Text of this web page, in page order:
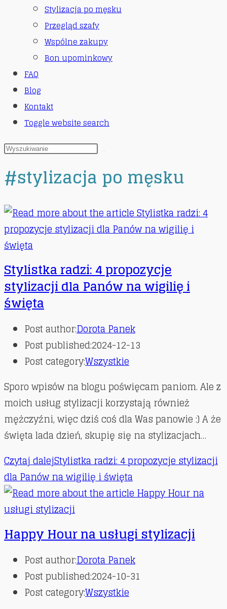
Stylizacja po męsku
Przegląd szafy
Wspólne zakupy
Bon upominkowy
FAQ
Blog
Kontakt
Toggle website search
#stylizacja po męsku
Stylistka radzi: 4 propozycje
stylizacji dla Panów na wigilię i
święta
Post author:Dorota Panek
Post published:2024-12-13
Post category:Wszystkie
Sporo wpisów na blogu poświęcam paniom. Ale z
moich usług stylizacji korzystają również
mężczyźni, więc dziś coś dla Was panowie :) A że
święta lada dzień, skupię się na stylizacjach…
Czytaj dalejStylistka radzi: 4 propozycje stylizacji
dla Panów na wigilię i święta
Happy Hour na usługi stylizacji
Post author:Dorota Panek
Post published:2024-10-31
Post category:Wszystkie